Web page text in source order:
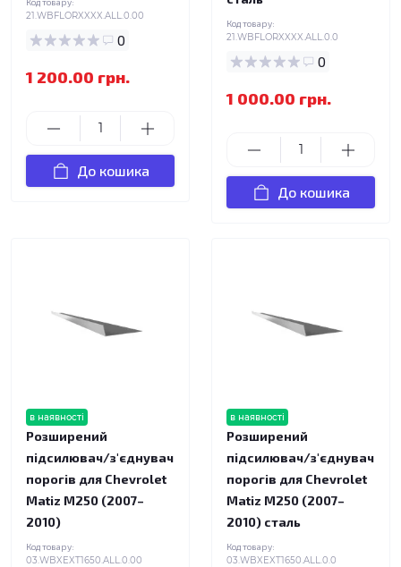
21.WBFLORXXXX.ALL.0.00
0
1 200.00 грн.
До кошика
Код товару:
21.WBFLORXXXX.ALL.0.0
0
1 000.00 грн.
До кошика
в наявності
Розширений
підсилювач/з'єднувач
порогів для Chevrolet
Matiz M250 (2007–
2010)
Код товару:
03.WBXEXT1650.ALL.0.00
в наявності
Розширений
підсилювач/з'єднувач
порогів для Chevrolet
Matiz M250 (2007–
2010) сталь
Код товару:
03.WBXEXT1650.ALL.0.0